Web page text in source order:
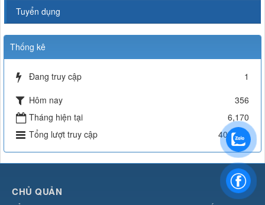
Tuyển dụng
Thống kê
Đang truy cập
1
Hôm nay
356
Tháng hiện tại
6,170
Tổng lượt truy cập
402,255
CHỦ QUẢN